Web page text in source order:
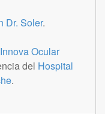
Dr. Soler.
Ocular
del Hospital
.